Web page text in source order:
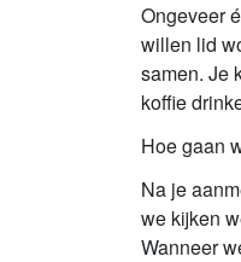
Ongeveer
willen lid
samen. Je
koffie
Hoe gaan
Na je
we kijken
Wanneer